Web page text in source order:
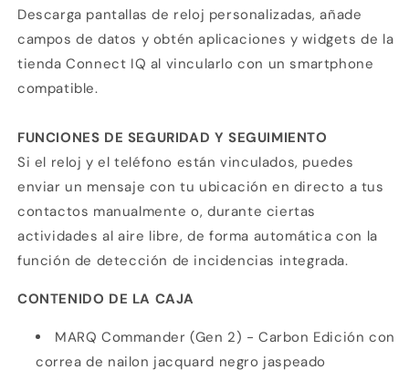
Descarga pantallas de reloj personalizadas, añade
campos de datos y obtén aplicaciones y widgets de la
tienda Connect IQ al vincularlo con un smartphone
compatible.
FUNCIONES DE SEGURIDAD Y SEGUIMIENTO
Si el reloj y el teléfono están vinculados, puedes
enviar un mensaje con tu ubicación en directo a tus
contactos manualmente o, durante ciertas
actividades al aire libre, de forma automática con la
función de detección de incidencias integrada.
CONTENIDO DE LA CAJA
MARQ Commander (Gen 2) - Carbon Edición con
correa de nailon jacquard negro jaspeado